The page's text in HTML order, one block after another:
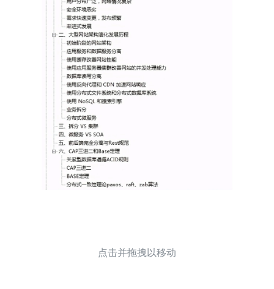
点击并拖拽以移动